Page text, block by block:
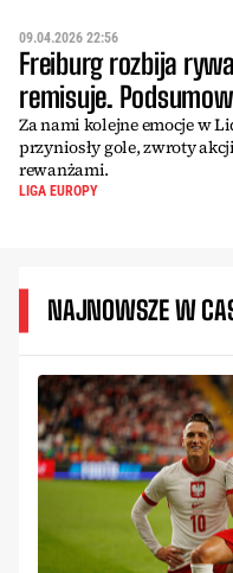
09.04.2026 22:56
Freiburg rozbija
remisuje.
Za nami kolejne emocje w
przyniosły gole, zwroty
rewanżami.
LIGA EUROPY
NAJNOWSZE W